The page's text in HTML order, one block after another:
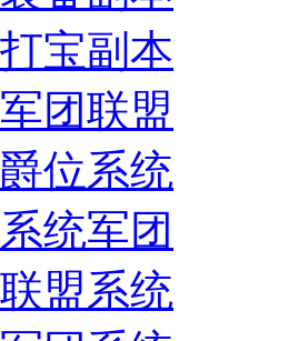
打宝副本
军团联盟
爵位系统
系统军团
联盟系统